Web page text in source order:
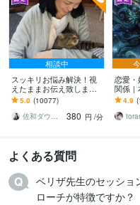
相談中
スッキリお悩み解決！視
えたままお伝え致します
恋愛、結婚、人間関係、
仕事、人生、ペットの気
持ち等◎祈願付き
5.0 (10077)
佐和ダウジング＆スピリットメンター
380 円 /分
恋愛・
関係｜
ます
質と今
にお伝
4.9
よくある質問
ベリザ先生のセッショ
ローチが特徴ですか？